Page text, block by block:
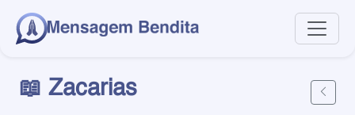
📖 Zacarias